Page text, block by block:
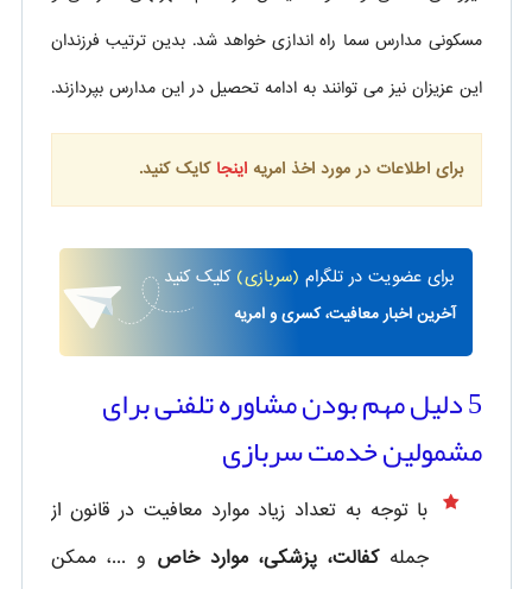
مسکونی مدارس سما راه اندازی خواهد شد. بدین ترتیب فرزندان
این عزیزان نیز می توانند به ادامه تحصیل در این مدارس بپردازند.
برای اطلاعات در مورد اخذ امریهاینجاکایک کنید.
برای عضویت در تلگرام (سربازی) کلیک کنید
آخرین اخبار معافیت، کسری و امریه
5 دلیل مهم بودن مشاوره تلفنی برای
مشمولین خدمت سربازی
با توجه به تعداد زیاد موارد معافیت در قانون از
جملهکفالت، پزشکی، موارد خاص و ...، ممکن